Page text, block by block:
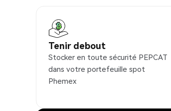
Tenir debout
Stocker en toute sécurité PEPCAT
dans votre portefeuille spot
Phemex